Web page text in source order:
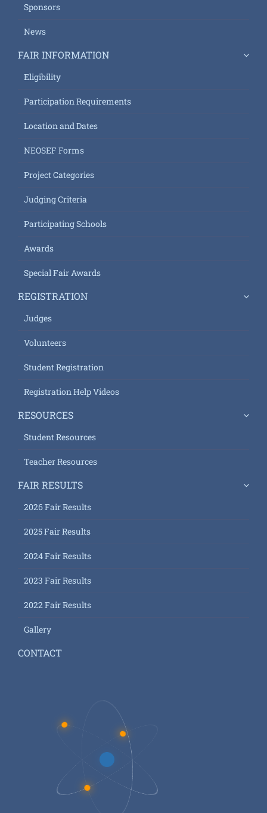
Sponsors
News
FAIR INFORMATION
Eligibility
Participation Requirements
Location and Dates
NEOSEF Forms
Project Categories
Judging Criteria
Participating Schools
Awards
Special Fair Awards
REGISTRATION
Judges
Volunteers
Student Registration
Registration Help Videos
RESOURCES
Student Resources
Teacher Resources
FAIR RESULTS
2026 Fair Results
2025 Fair Results
2024 Fair Results
2023 Fair Results
2022 Fair Results
Gallery
CONTACT